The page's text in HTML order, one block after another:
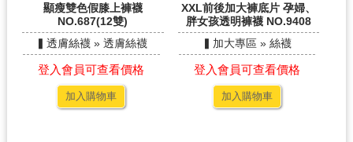
顯瘦雙色假膝上褲襪
NO.687(12雙)
▍透膚絲襪 » 透膚絲襪
登入會員可查看價格
加入購物車
XXL前後加大褲底片 孕婦、
胖女孩透明褲襪 NO.9408
▍加大專區 » 絲襪
登入會員可查看價格
加入購物車